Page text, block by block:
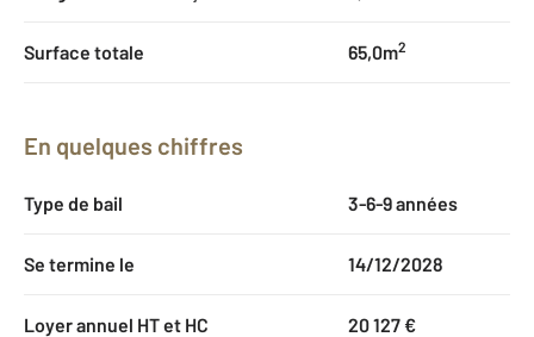
Surface totale 65,0m2
En quelques chiffres
Type de bail 3-6-9 années
Se termine le 14/12/2028
Loyer annuel HT et HC 20 127 €